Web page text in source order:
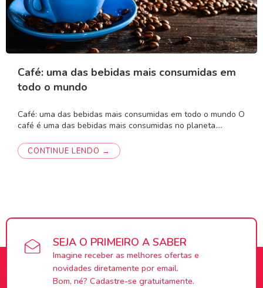
Café: uma das bebidas mais consumidas em
todo o mundo
Café: uma das bebidas mais consumidas em todo o mundo O
café é uma das bebidas mais consumidas no planeta.…
CONTINUE LENDO →
SEJA O PRIMEIRO A SABER
Imagine receber as melhores ofertas e
novidades diretamente por email.
Bom, né? Cadastre-se gratuitamente.